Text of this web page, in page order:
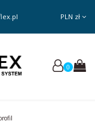
PLN zł
0